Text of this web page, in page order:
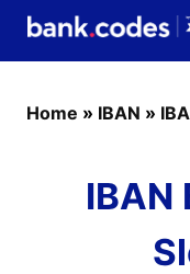
Home » IBAN »
IBAN